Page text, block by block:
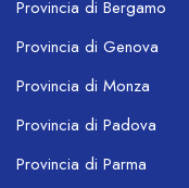
Provincia di Bergamo
Provincia di Genova
Provincia di Monza
Provincia di Padova
Provincia di Parma